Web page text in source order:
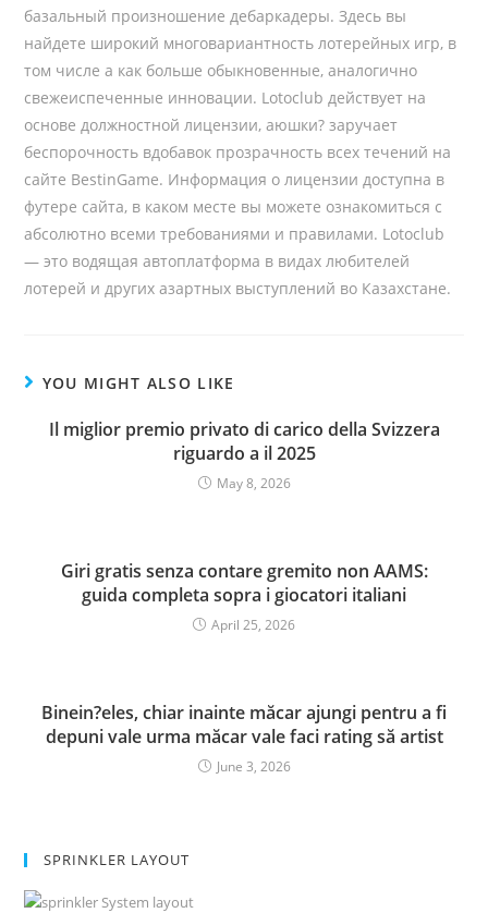
базальный произношение дебаркадеры. Здесь вы
найдете широкий многовариантность лотерейных игр, в
том числе а как больше обыкновенные, аналогично
свежеиспеченные инновации. Lotoclub действует на
основе должностной лицензии, аюшки? заручает
беспорочность вдобавок прозрачность всех течений на
сайте BestinGame. Информация о лицензии доступна в
футере сайта, в каком месте вы можете ознакомиться с
абсолютно всеми требованиями и правилами. Lotoclub
— это водящая автоплатформа в видах любителей
лотерей и других азартных выступлений во Казахстане.
YOU MIGHT ALSO LIKE
Il miglior premio privato di carico della Svizzera
riguardo a il 2025
May 8, 2026
Giri gratis senza contare gremito non AAMS:
guida completa sopra i giocatori italiani
April 25, 2026
Binein?eles, chiar inainte măcar ajungi pentru a fi
depuni vale urma măcar vale faci rating să artist
June 3, 2026
SPRINKLER LAYOUT